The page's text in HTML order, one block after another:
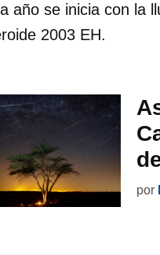
año se inicia con la
2003 EH.
por